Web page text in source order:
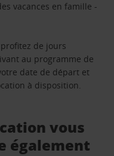
vacances en famille -
de jours
au programme de
date de départ et
à disposition.
vous
également